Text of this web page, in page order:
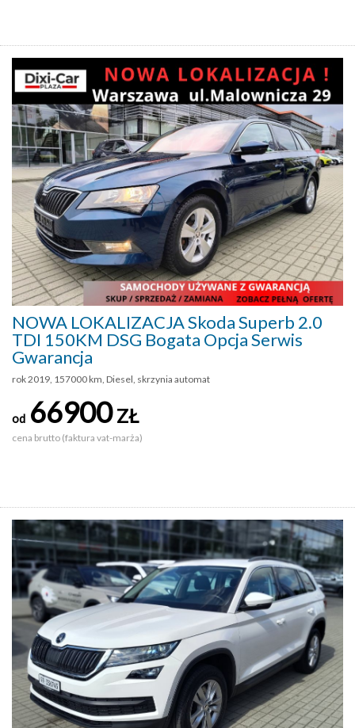
NOWA LOKALIZACJA Skoda Superb 2.0
TDI 150KM DSG Bogata Opcja Serwis
Gwarancja
rok 2019, 157000 km, Diesel, skrzynia automat
od 66900ZŁ
cena brutto (faktura vat-marża)